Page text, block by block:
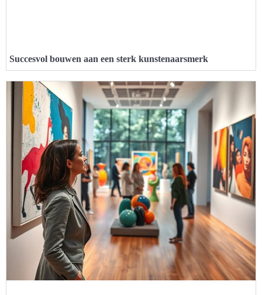
Succesvol bouwen aan een sterk kunstenaarsmerk